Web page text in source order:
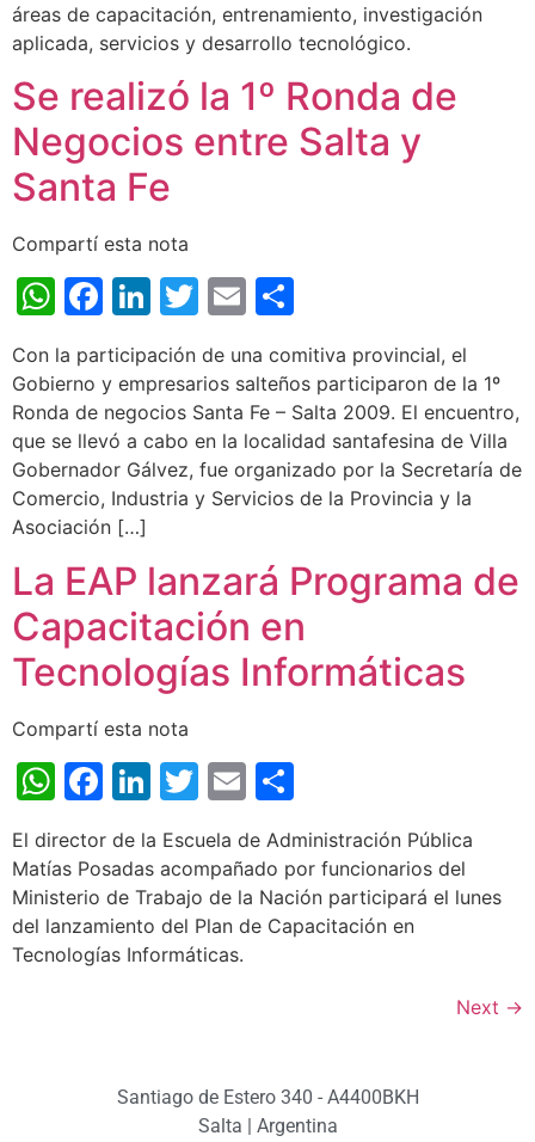
áreas de capacitación, entrenamiento, investigación
aplicada, servicios y desarrollo tecnológico.
Se realizó la 1º Ronda de
Negocios entre Salta y
Santa Fe
Compartí esta nota
WhatsApp
Facebook
LinkedIn
Twitter
Email
Con la participación de una comitiva provincial, el
Gobierno y empresarios salteños participaron de la 1º
Ronda de negocios Santa Fe – Salta 2009. El encuentro,
que se llevó a cabo en la localidad santafesina de Villa
Gobernador Gálvez, fue organizado por la Secretaría de
Comercio, Industria y Servicios de la Provincia y la
Asociación […]
La EAP lanzará Programa de
Capacitación en
Tecnologías Informáticas
Compartí esta nota
WhatsApp
Facebook
LinkedIn
Twitter
Email
El director de la Escuela de Administración Pública
Matías Posadas acompañado por funcionarios del
Ministerio de Trabajo de la Nación participará el lunes
del lanzamiento del Plan de Capacitación en
Tecnologías Informáticas.
Next →
Santiago de Estero 340 - A4400BKH
Salta | Argentina